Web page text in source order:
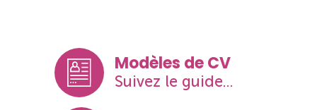
Modèles de CV
Suivez le guide...